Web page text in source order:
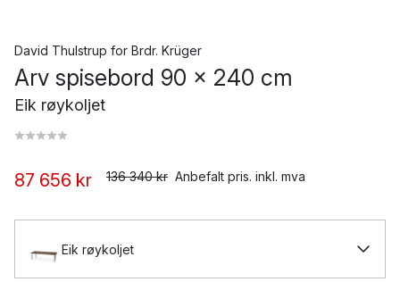
David Thulstrup for Brdr. Krüger
Arv spisebord 90 x 240 cm
Eik røykoljet
87 656 kr 136 340 kr Anbefalt pris. inkl. mva
Eik røykoljet